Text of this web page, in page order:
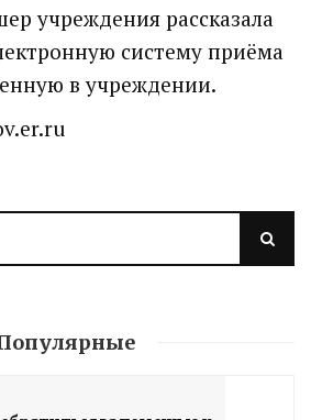
учреждения рассказала
систему приёма
в учреждении.
о СПАСЕНИИ
СГУ
в 1900 году